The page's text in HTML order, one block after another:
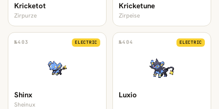
Kricketot
Zirpurze
Kricketune
Zirpeise
№403 ELECTRIC
Shinx
Sheinux
№404 ELECTRIC
Luxio